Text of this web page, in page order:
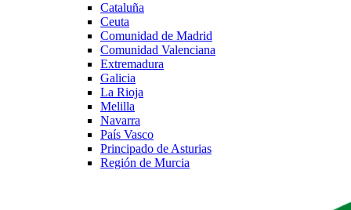
Cataluña
Ceuta
Comunidad de Madrid
Comunidad Valenciana
Extremadura
Galicia
La Rioja
Melilla
Navarra
País Vasco
Principado de Asturias
Región de Murcia